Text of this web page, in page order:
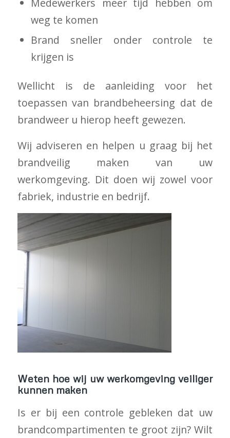
Medewerkers meer tijd hebben om
weg te komen
Brand sneller onder controle te
krijgen is
Wellicht is de aanleiding voor het
toepassen van brandbeheersing dat de
brandweer u hierop heeft gewezen.
Wij adviseren en helpen u graag bij het
brandveilig maken van uw
werkomgeving. Dit doen wij zowel voor
fabriek, industrie en bedrijf.
Weten hoe wij uw werkomgeving veiliger
kunnen maken
Is er bij een controle gebleken dat uw
brandcompartimenten te groot zijn? Wilt